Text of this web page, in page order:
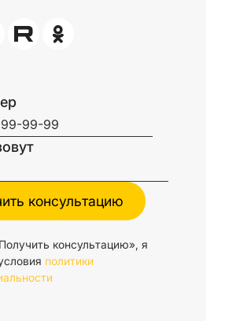
консультацию», я
политики